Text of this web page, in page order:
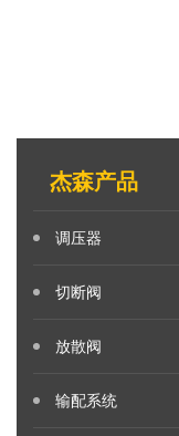
杰森产品
调压器
切断阀
放散阀
输配系统